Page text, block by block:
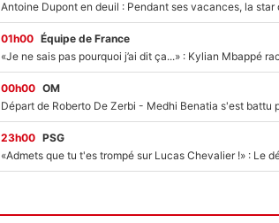
01h00 Équipe de France
00h00 OM
23h00 PSG